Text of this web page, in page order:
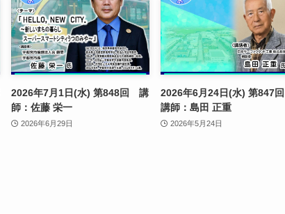
2026年7月1日(水) 第848回 講
師：佐藤 栄一
2026年6月29日
2026年6月24日(水) 第
講師：島田 正重
2026年5月24日